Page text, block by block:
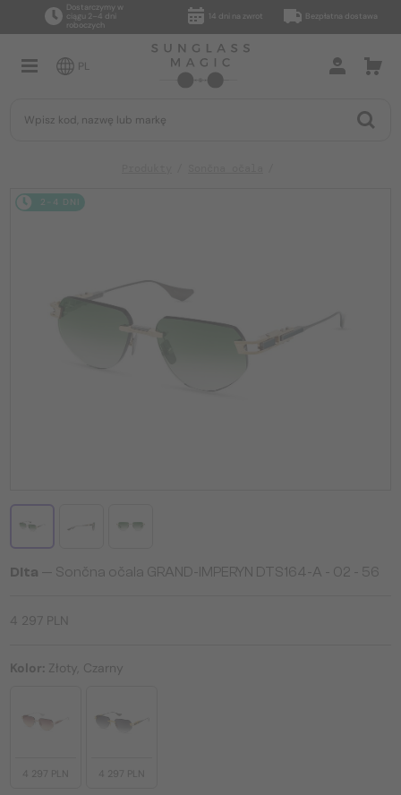
Dostarczymy w
ciągu 2–4 dni
roboczych
14 dni na zwrot Bezpłatna dostawa
PL
2-4 DNI
Dita — Sončna očala GRAND-IMPERYN DTS164-A - 02 - 56
4 297 PLN
Kolor: Złoty, Czarny
4 297 PLN 4 297 PLN